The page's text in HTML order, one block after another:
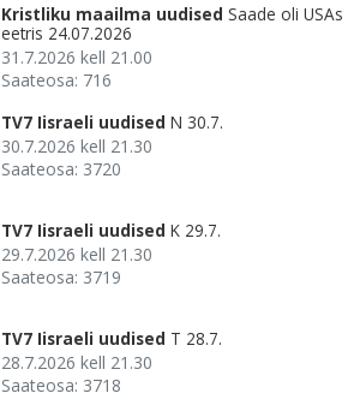
Kristliku maailma uudised Saade oli USAs
eetris 24.07.2026
31.7.2026 kell 21.00
Saateosa: 716
TV7 Iisraeli uudised N 30.7.
30.7.2026 kell 21.30
Saateosa: 3720
TV7 Iisraeli uudised K 29.7.
29.7.2026 kell 21.30
Saateosa: 3719
TV7 Iisraeli uudised T 28.7.
28.7.2026 kell 21.30
Saateosa: 3718